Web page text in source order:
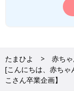
たまひよ 赤ち
[こんにちは、赤ち
こさん卒業企画】